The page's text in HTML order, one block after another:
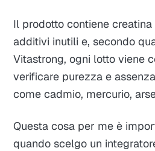
Il prodotto contiene
additivi inutili e, secondo
Vitastrong, ogni lotto viene
verificare purezza e
come cadmio, mercurio,
Questa cosa per me è
quando scelgo un